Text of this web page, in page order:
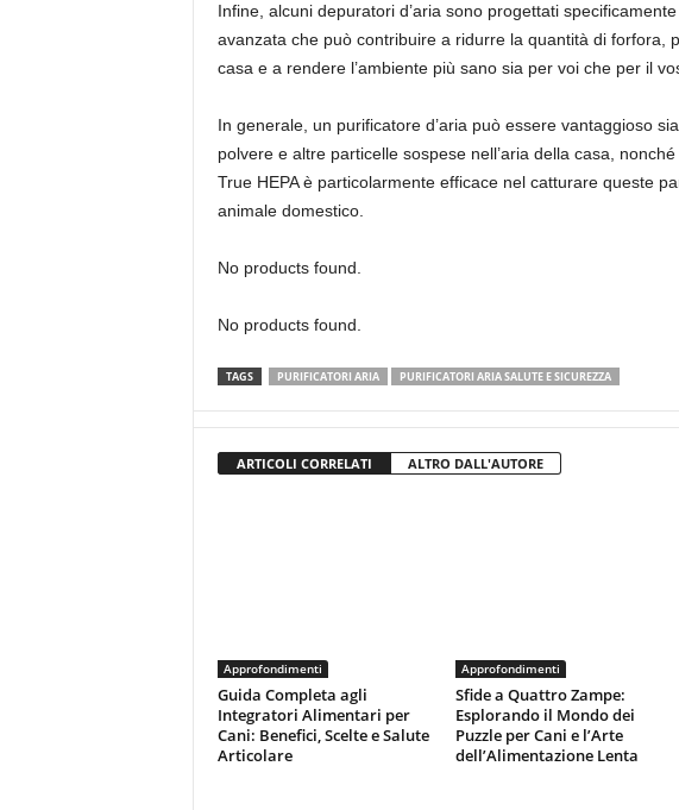
Infine, alcuni depuratori d’aria sono progettati
avanzata che può contribuire a ridurre la quantità di forfora,
casa e a rendere l’ambiente più sano sia per voi che per il
In generale, un purificatore d’aria può essere vantaggioso
polvere e altre particelle sospese nell’aria della casa,
True HEPA è particolarmente efficace nel catturare queste
animale domestico.
No products found.
No products found.
TAGS PURIFICATORI ARIA PURIFICATORI ARIA SALUTE E SICUREZZA
ARTICOLI CORRELATI ALTRO DALL'AUTORE
Approfondimenti
Guida Completa agli
Integratori Alimentari per
Cani: Benefici, Scelte e Salute
Articolare
Approfondimenti
Sfide a Quattro Zampe:
Esplorando il Mondo dei
Puzzle per Cani e l’Arte
dell’Alimentazione Lenta